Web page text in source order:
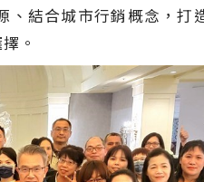
結合城市行銷概念，打
。